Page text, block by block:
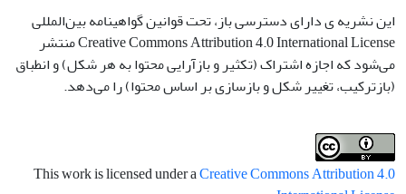
این نشریه ی دارای دسترسی باز، تحت قوانین گواهینامه بین‌المللی
Creative Commons Attribution 4.0 International License منتشر
می‌شود که اجازه اشتراک (تکثیر و بازآرایی محتوا به هر شکل) و انطباق
(بازترکیب، تغییر شکل و بازسازی بر اساس محتوا) را می‌دهد.
This work is licensed under aCreative Commons Attribution 4.0